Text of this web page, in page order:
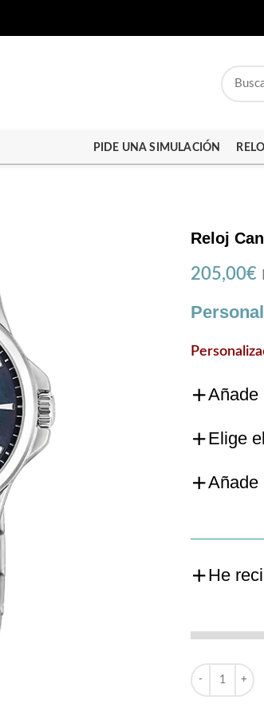
PIDE UNA SIMULACIÓN
Reloj
205,00€
Añade
Elige
Añade
He
Reloj Candino